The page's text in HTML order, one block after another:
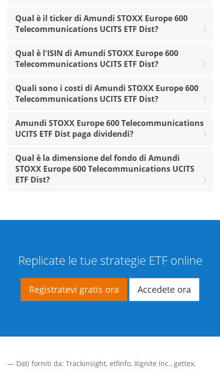
Qual è il ticker di Amundi STOXX Europe 600
Telecommunications UCITS ETF Dist?
Qual è l'ISIN di Amundi STOXX Europe 600
Telecommunications UCITS ETF Dist?
Quali sono i costi di Amundi STOXX Europe 600
Telecommunications UCITS ETF Dist?
Amundi STOXX Europe 600 Telecommunications
UCITS ETF Dist paga dividendi?
Qual è la dimensione del fondo di Amundi
STOXX Europe 600 Telecommunications UCITS
ETF Dist?
Replicate le tue strategie ETF online
Registratevi gratis ora Accedete ora
— Dati forniti da: Trackinsight, etfinfo, Xignite Inc., gettex,